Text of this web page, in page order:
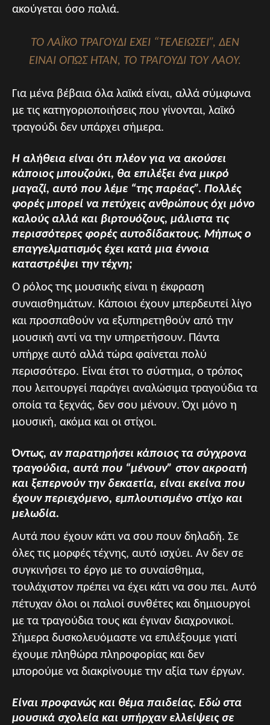
ακούγεται όσο παλιά.
ΤΟ ΛΑΪΚΌ ΤΡΑΓΟΎΔΙ ΈΧΕΙ “ΤΕΛΕΙΏΣΕΙ”, ΔΕΝ
ΕΊΝΑΙ ΌΠΩΣ ΉΤΑΝ, ΤΟ ΤΡΑΓΟΎΔΙ ΤΟΥ ΛΑΟΎ.
Για μένα βέβαια όλα λαϊκά είναι, αλλά σύμφωνα
με τις κατηγοριοποιήσεις που γίνονται, λαϊκό
τραγούδι δεν υπάρχει σήμερα.
Η αλήθεια είναι ότι πλέον για να ακούσει
κάποιος μπουζούκι, θα επιλέξει ένα μικρό
μαγαζί, αυτό που λέμε “της παρέας”. Πολλές
φορές μπορεί να πετύχεις ανθρώπους όχι μόνο
καλούς αλλά και βιρτουόζους, μάλιστα τις
περισσότερες φορές αυτοδίδακτους. Μήπως ο
επαγγελματισμός έχει κατά μια έννοια
καταστρέψει την τέχνη;
Ο ρόλος της μουσικής είναι η έκφραση
συναισθημάτων. Κάποιοι έχουν μπερδευτεί λίγο
και προσπαθούν να εξυπηρετηθούν από την
μουσική αντί να την υπηρετήσουν. Πάντα
υπήρχε αυτό αλλά τώρα φαίνεται πολύ
περισσότερο. Είναι έτσι το σύστημα, ο τρόπος
που λειτουργεί παράγει αναλώσιμα τραγούδια τα
οποία τα ξεχνάς, δεν σου μένουν. Όχι μόνο η
μουσική, ακόμα και οι στίχοι.
Όντως, αν παρατηρήσει κάποιος τα σύγχρονα
τραγούδια, αυτά που “μένουν” στον ακροατή
και ξεπερνούν την δεκαετία, είναι εκείνα που
έχουν περιεχόμενο, εμπλουτισμένο στίχο και
μελωδία.
Αυτά που έχουν κάτι να σου πουν δηλαδή. Σε
όλες τις μορφές τέχνης, αυτό ισχύει. Αν δεν σε
συγκινήσει το έργο με το συναίσθημα,
τουλάχιστον πρέπει να έχει κάτι να σου πει. Αυτό
πέτυχαν όλοι οι παλιοί συνθέτες και δημιουργοί
με τα τραγούδια τους και έγιναν διαχρονικοί.
Σήμερα δυσκολευόμαστε να επιλέξουμε γιατί
έχουμε πληθώρα πληροφορίας και δεν
μπορούμε να διακρίνουμε την αξία των έργων.
Είναι προφανώς και θέμα παιδείας. Εδώ στα
μουσικά σχολεία και υπήρχαν ελλείψεις σε